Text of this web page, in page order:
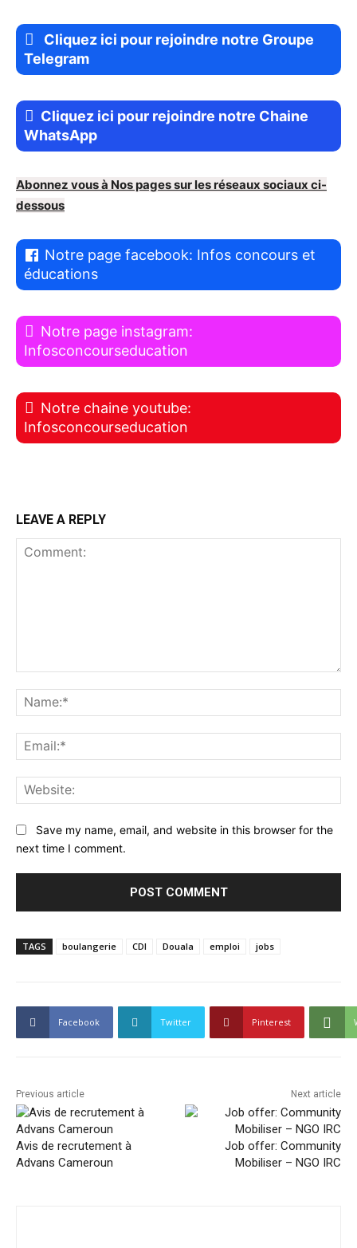
Cliquez ici pour rejoindre notre Groupe
Telegram
Cliquez ici pour rejoindre notre Chaine
WhatsApp
Abonnez vous à Nos pages sur les réseaux sociaux ci-
dessous
Notre page facebook: Infos concours et
éducations
Notre page instagram:
Infosconcourseducation
Notre chaine youtube:
Infosconcourseducation
LEAVE A REPLY
Save my name, email, and website in this browser for the
next time I comment.
TAGS boulangerie CDI Douala emploi jobs
Facebook Twitter Pinterest
Previous article
Avis de recrutement à
Advans Cameroun
Next article
Job offer: Community
Mobiliser – NGO IRC